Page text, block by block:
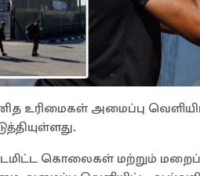
உரிமைகள் அமைப்பு
கொலைகள் மற்றும்